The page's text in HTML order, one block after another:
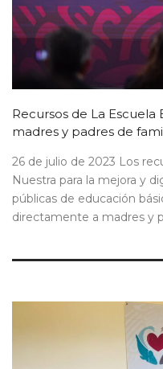
Recursos de La Escuela
madres y padres de
26 de julio de 2023 Los
Nuestra para la mejora y
públicas de educación
directamente a madres y